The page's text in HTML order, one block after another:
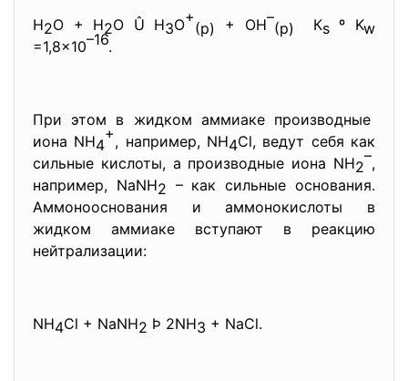
H2O + H2O Û H3O+
(р) + OH–
(р) Кsº Kw
=1,8×10–16.
При этом в жидком аммиаке производные
иона NH4
+, например, NH4Cl, ведут себя как
сильные кислоты, а производные иона NH2
–,
например, NaNH2 – как сильные основания.
Аммонооснования и аммонокислоты в
жидком аммиаке вступают в реакцию
нейтрализации:
NH4Cl + NaNH2 Þ 2NH3 + NaCl.